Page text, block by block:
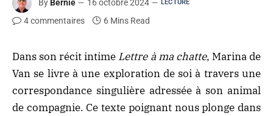
By Bernie 16 octobre 2024 LECTURE
4 commentaires 6 Mins Read
Dans son récit intime Lettre à ma chatte, Marina de
Van se livre à une exploration de soi à travers une
correspondance singulière adressée à son animal
de compagnie. Ce texte poignant nous plonge dans